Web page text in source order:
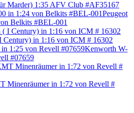
Marder) 1:35 AFV Club #AF35167
Peugeot
Belkits #BEL-001
Century) in 1:16 von ICM # 16302
Kenworth W-
#07659
Minenräumer in 1:72 von Revell #